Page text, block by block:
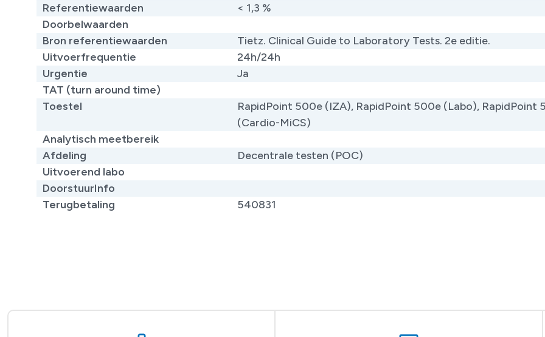
Referentiewaarden
< 1,3 %
Doorbelwaarden
Bron referentiewaarden
Tietz. Clinical Guide to Laboratory Tests. 2e editie.
Uitvoerfrequentie
24h/24h
Urgentie
Ja
TAT (turn around time)
Toestel
RapidPoint 500e (IZA), RapidPoint 500e (Labo), RapidPoint
(Cardio-MiCS)
Analytisch meetbereik
Afdeling
Decentrale testen (POC)
Uitvoerend labo
DoorstuurInfo
Terugbetaling
540831